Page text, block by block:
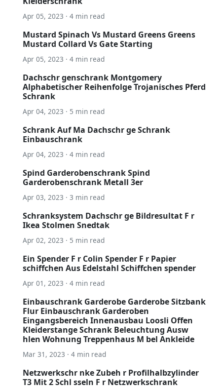
Apr 05, 2023 · 4 min read
Mustard Spinach Vs Mustard Greens Greens
Mustard Collard Vs Gate Starting
Apr 05, 2023 · 4 min read
Dachschr genschrank Montgomery
Alphabetischer Reihenfolge Trojanisches Pferd
Schrank
Apr 04, 2023 · 5 min read
Schrank Auf Ma Dachschr ge Schrank
Einbauschrank
Apr 04, 2023 · 4 min read
Spind Garderobenschrank Spind
Garderobenschrank Metall 3er
Apr 03, 2023 · 3 min read
Schranksystem Dachschr ge Bildresultat F r
Ikea Stolmen Snedtak
Apr 02, 2023 · 5 min read
Ein Spender F r Colin Spender F r Papier
schiffchen Aus Edelstahl Schiffchen spender
Apr 01, 2023 · 4 min read
Einbauschrank Garderobe Garderobe Sitzbank
Flur Einbauschrank Garderoben
Eingangsbereich Innenausbau Loosli Offen
Kleiderstange Schrank Beleuchtung Ausw
hlen Wohnung Treppenhaus M bel Ankleide
Mar 31, 2023 · 4 min read
Netzwerkschr nke Zubeh r Profilhalbzylinder
T3 Mit 2 Schl sseln F r Netzwerkschrank